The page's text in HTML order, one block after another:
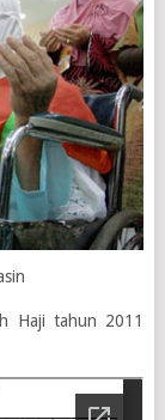
Haji tahun 2011